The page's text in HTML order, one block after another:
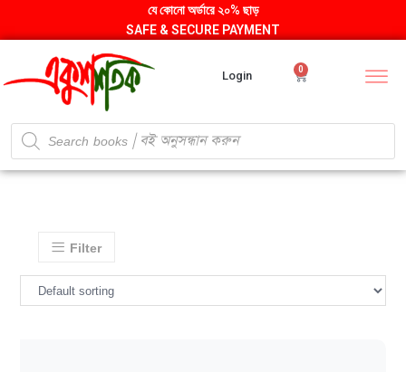
যে কোনো অর্ডারে ২০% ছাড়
SAFE & SECURE PAYMENT
Login 0
Filter